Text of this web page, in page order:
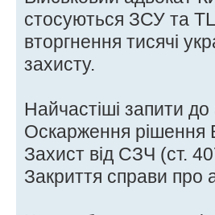
стосуються ЗСУ та
вторгнення тисячі
захисту.
Найчастіші запити
Оскарження рішення
Захист від СЗЧ (ст.
Закриття справи про